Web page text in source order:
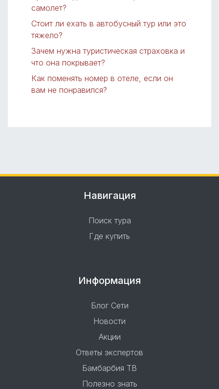
самолет?
Стоит ли ехать в автобусный тур или это
тяжело?
Зачем нужна туристическая страховка и
что она покрывает?
Как поменять номер в отеле, если он
вам не понравился?
Навигация
Поиск тура
Где купить
Информация
Блог Сети
Новости
Акции
Ответы экспертов
Бамбарбия ТВ
Полезно знать